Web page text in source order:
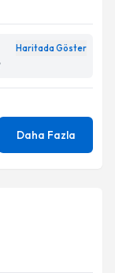
Haritada Göster
Daha Fazla